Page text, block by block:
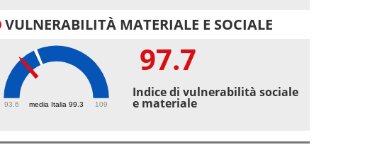
VULNERABILITÀ MATERIALE E SOCIALE
media Italia 99.3
93.6 109
97.7
Indice di vulnerabilità sociale
e materiale